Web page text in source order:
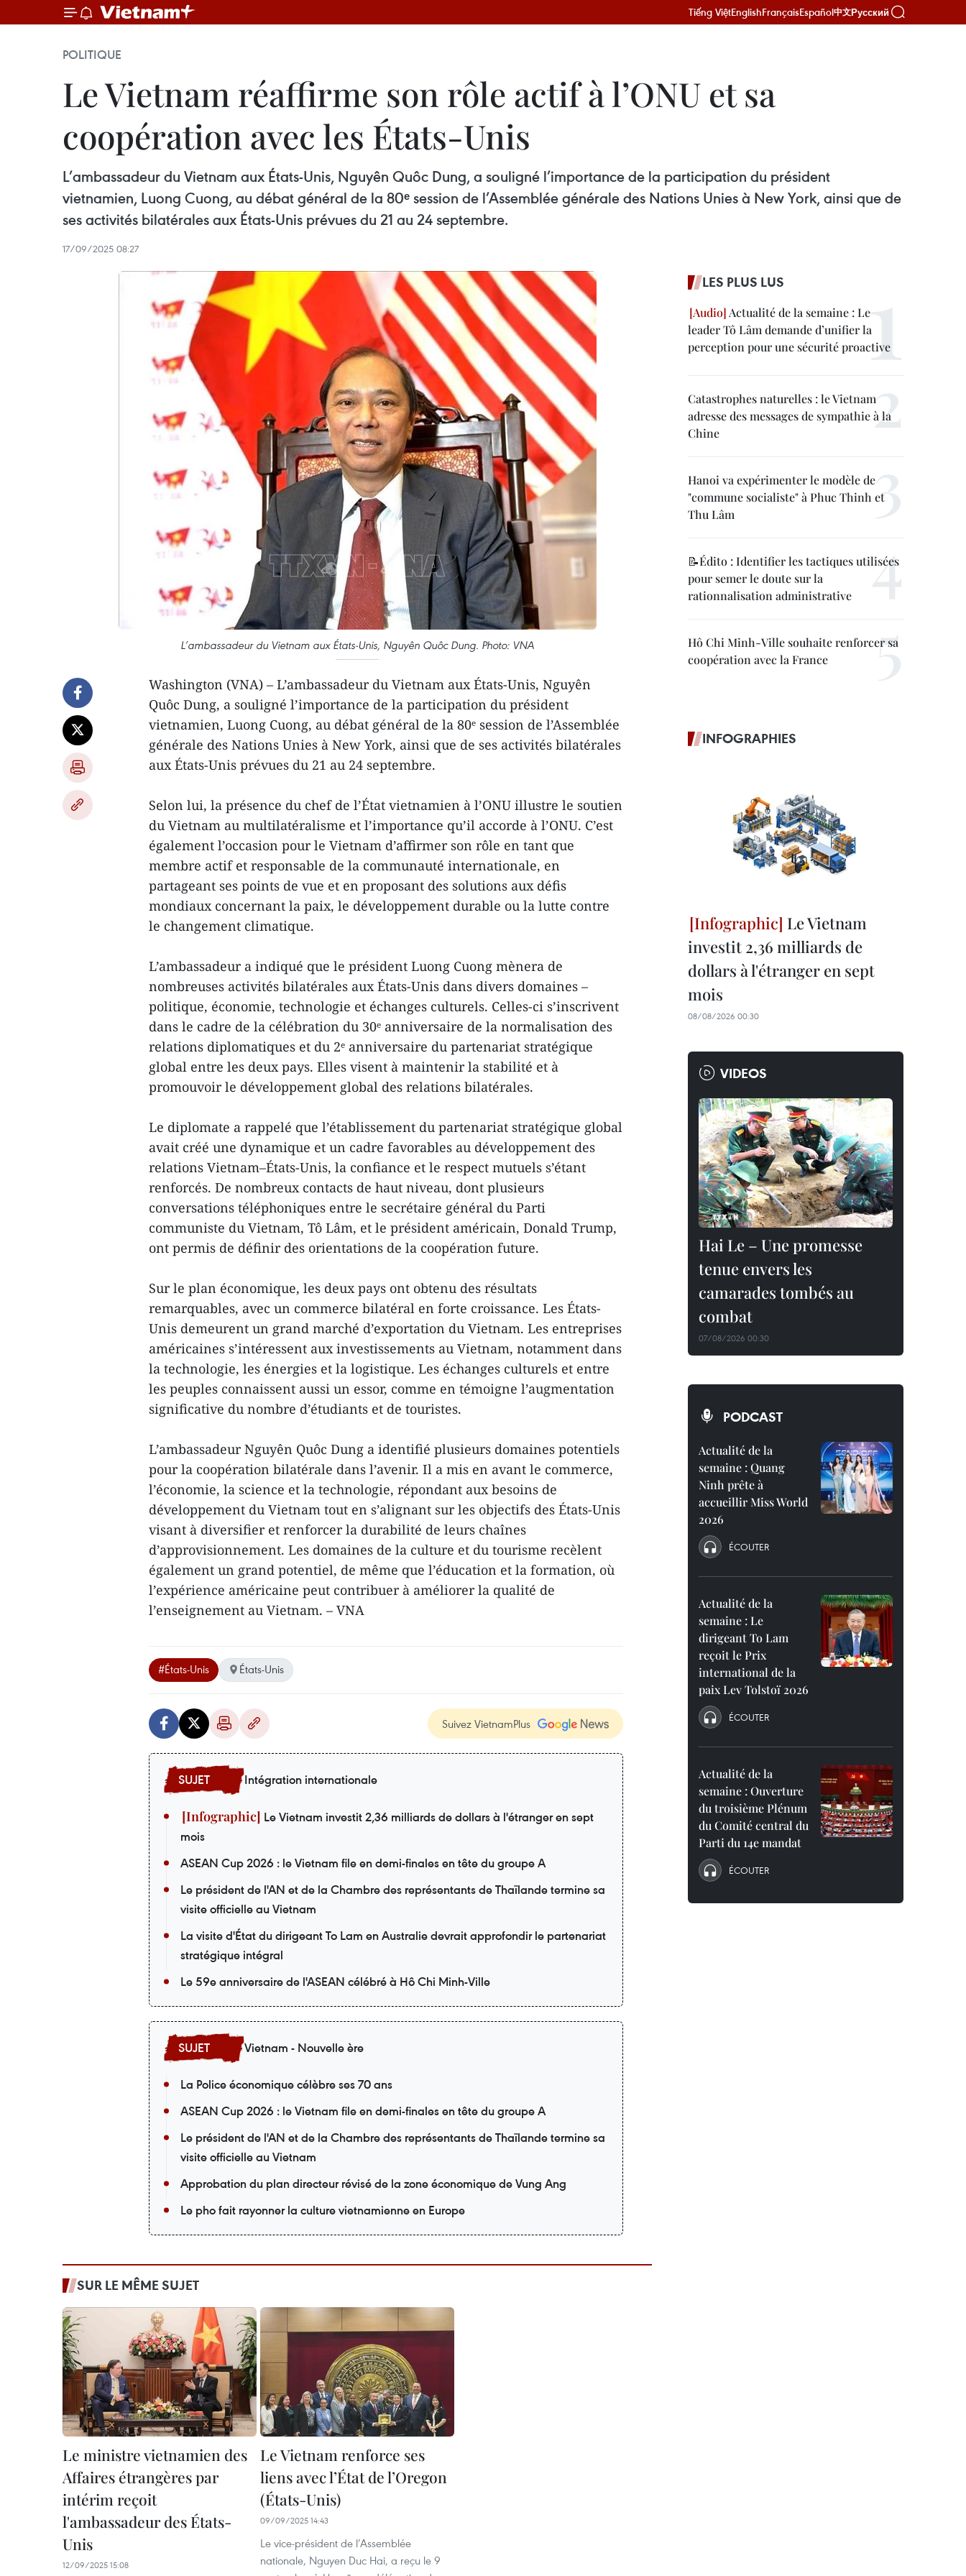
Tiếng ViệtEnglishFrançaisEspañol中文Русский
POLITIQUE
Le Vietnam réaffirme son rôle actif à l’ONU et sa
coopération avec les États-Unis
L’ambassadeur du Vietnam aux États-Unis, Nguyên Quôc Dung, a souligné l’importance de la participation du président
vietnamien, Luong Cuong, au débat général de la 80ᵉ session de l’Assemblée générale des Nations Unies à New York, ainsi que de
ses activités bilatérales aux États-Unis prévues du 21 au 24 septembre.
17/09/2025 08:27
L’ambassadeur du Vietnam aux États-Unis, Nguyên Quôc Dung. Photo: VNA
Washington (VNA) – L’ambassadeur du Vietnam aux États-Unis, Nguyên
Quôc Dung, a souligné l’importance de la participation du président
vietnamien, Luong Cuong, au débat général de la 80ᵉ session de l’Assemblée
générale des Nations Unies à New York, ainsi que de ses activités bilatérales
aux États-Unis prévues du 21 au 24 septembre.
Selon lui, la présence du chef de l’État vietnamien à l’ONU illustre le soutien
du Vietnam au multilatéralisme et l’importance qu’il accorde à l’ONU. C’est
également l’occasion pour le Vietnam d’affirmer son rôle en tant que
membre actif et responsable de la communauté internationale, en
partageant ses points de vue et en proposant des solutions aux défis
mondiaux concernant la paix, le développement durable ou la lutte contre
le changement climatique.
L’ambassadeur a indiqué que le président Luong Cuong mènera de
nombreuses activités bilatérales aux États-Unis dans divers domaines –
politique, économie, technologie et échanges culturels. Celles-ci s’inscrivent
dans le cadre de la célébration du 30ᵉ anniversaire de la normalisation des
relations diplomatiques et du 2ᵉ anniversaire du partenariat stratégique
global entre les deux pays. Elles visent à maintenir la stabilité et à
promouvoir le développement global des relations bilatérales.
Le diplomate a rappelé que l’établissement du partenariat stratégique global
avait créé une dynamique et un cadre favorables au développement des
relations Vietnam–États-Unis, la confiance et le respect mutuels s’étant
renforcés. De nombreux contacts de haut niveau, dont plusieurs
conversations téléphoniques entre le secrétaire général du Parti
communiste du Vietnam, Tô Lâm, et le président américain, Donald Trump,
ont permis de définir des orientations de la coopération future.
Sur le plan économique, les deux pays ont obtenu des résultats
remarquables, avec un commerce bilatéral en forte croissance. Les États-
Unis demeurent un grand marché d’exportation du Vietnam. Les entreprises
américaines s’intéressent aux investissements au Vietnam, notamment dans
la technologie, les énergies et la logistique. Les échanges culturels et entre
les peuples connaissent aussi un essor, comme en témoigne l’augmentation
significative du nombre d’étudiants et de touristes.
L’ambassadeur Nguyên Quôc Dung a identifié plusieurs domaines potentiels
pour la coopération bilatérale dans l’avenir. Il a mis en avant le commerce,
l’économie, la science et la technologie, répondant aux besoins de
développement du Vietnam tout en s’alignant sur les objectifs des États-Unis
visant à diversifier et renforcer la durabilité de leurs chaînes
d’approvisionnement. Les domaines de la culture et du tourisme recèlent
également un grand potentiel, de même que l’éducation et la formation, où
l’expérience américaine peut contribuer à améliorer la qualité de
l’enseignement au Vietnam. – VNA
#États-Unis États-Unis
Suivez VietnamPlus
Intégration internationale
Le Vietnam investit 2,36 milliards de dollars à l'étranger en sept
mois
ASEAN Cup 2026 : le Vietnam file en demi-finales en tête du groupe A
Le président de l'AN et de la Chambre des représentants de Thaïlande termine sa
visite officielle au Vietnam
La visite d'État du dirigeant To Lam en Australie devrait approfondir le partenariat
stratégique intégral
Le 59e anniversaire de l'ASEAN célébré à Hô Chi Minh-Ville
Vietnam - Nouvelle ère
La Police économique célèbre ses 70 ans
ASEAN Cup 2026 : le Vietnam file en demi-finales en tête du groupe A
Le président de l'AN et de la Chambre des représentants de Thaïlande termine sa
visite officielle au Vietnam
Approbation du plan directeur révisé de la zone économique de Vung Ang
Le pho fait rayonner la culture vietnamienne en Europe
SUR LE MÊME SUJET
Le ministre vietnamien des
Affaires étrangères par
intérim reçoit
l'ambassadeur des États-
Unis
12/09/2025 15:08
Le Vietnam renforce ses
liens avec l’État de l’Oregon
(États-Unis)
09/09/2025 14:43
Le vice-président de l’Assemblée
nationale, Nguyen Duc Hai, a reçu le 9
LES PLUS LUS
Actualité de la semaine : Le
leader Tô Lâm demande d’unifier la
perception pour une sécurité proactive
Catastrophes naturelles : le Vietnam
adresse des messages de sympathie à la
Chine
Hanoi va expérimenter le modèle de
"commune socialiste" à Phuc Thinh et
Thu Lâm
📝Édito : Identifier les tactiques utilisées
pour semer le doute sur la
rationnalisation administrative
Hô Chi Minh-Ville souhaite renforcer sa
coopération avec la France
INFOGRAPHIES
Le Vietnam
investit 2,36 milliards de
dollars à l'étranger en sept
mois
08/08/2026 00:30
VIDEOS
Hai Le – Une promesse
tenue envers les
camarades tombés au
combat
07/08/2026 00:30
PODCAST
Actualité de la
semaine : Quang
Ninh prête à
accueillir Miss World
2026
ÉCOUTER
Actualité de la
semaine : Le
dirigeant To Lam
reçoit le Prix
international de la
paix Lev Tolstoï 2026
ÉCOUTER
Actualité de la
semaine : Ouverture
du troisième Plénum
du Comité central du
Parti du 14e mandat
ÉCOUTER